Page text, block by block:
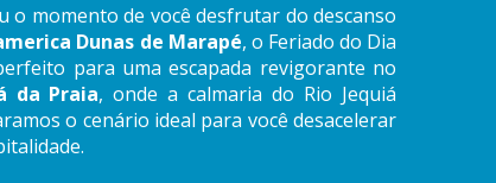
o momento de você desfrutar do descanso
Dunas de Marapé, o Feriado do Dia
para uma escapada revigorante no
da Praia, onde a calmaria do Rio Jequiá
o cenário ideal para você desacelerar